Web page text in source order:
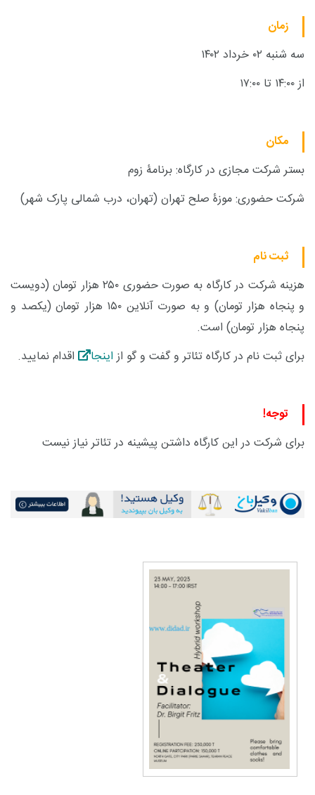
زمان
سه شنبه ۰۲ خرداد ۱۴۰۲
از ۱۴:۰۰ تا ۱۷:۰۰
مکان
بستر شرکت مجازی در کارگاه: برنامۀ زوم
شرکت حضوری: موزۀ صلح تهران (تهران، درب شمالی پارک شهر)
ثبت نام
هزینه شرکت در کارگاه به صورت حضوری ۲۵۰ هزار تومان (دویست
و پنجاه هزار تومان) و به صورت آنلاین ۱۵۰ هزار تومان (یکصد و
پنجاه هزار تومان) است.
برای ثبت نام در کارگاه تئاتر و گفت و گو ازاینجا اقدام نمایید.
توجه!
برای شرکت در این کارگاه داشتن پیشینه در تئاتر نیاز نیست